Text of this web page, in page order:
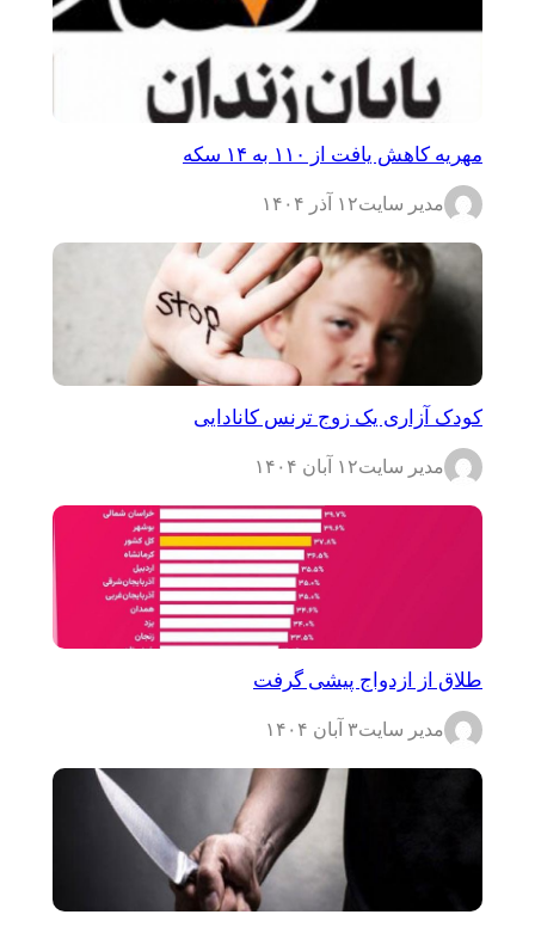
مهریه کاهش یافت از ۱۱۰ به ۱۴ سکه
مدیر سایت۱۲ آذر ۱۴۰۴
کودک آزاری یک زوج ترنس کانادایی
مدیر سایت۱۲ آبان ۱۴۰۴
طلاق از ازدواج پیشی گرفت
مدیر سایت۳ آبان ۱۴۰۴